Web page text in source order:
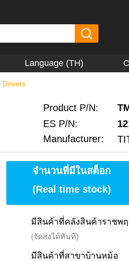
Language (TH)
Drivers
Product P/N:
ES P/N:
Manufacturer:
จำนวนที่มีในสต็อก
(Real time stock)
มีสินค้าที่คลังสินค้าราชพ
(จัดส่งได้ทันที)
มีสินค้าที่สาขาบ้านหม้อ